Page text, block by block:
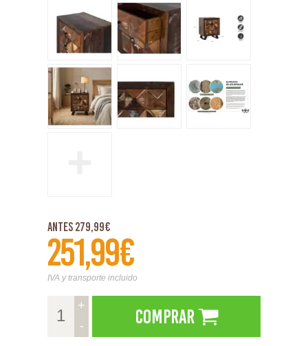
Antes 279,99€
251,99€
IVA y transporte incluido
+
-
Comprar